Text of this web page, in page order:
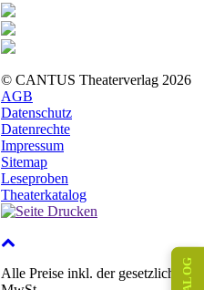
© CANTUS Theaterverlag 2026
AGB
Datenschutz
Datenrechte
Impressum
Sitemap
Leseproben
Theaterkatalog
Alle Preise inkl. der gesetzlichen